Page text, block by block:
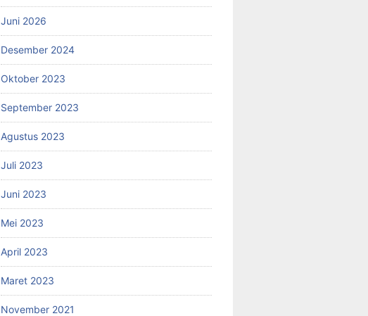
Juni 2026
Desember 2024
Oktober 2023
September 2023
Agustus 2023
Juli 2023
Juni 2023
Mei 2023
April 2023
Maret 2023
November 2021